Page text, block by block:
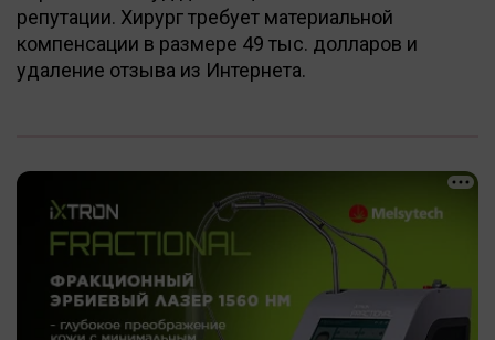
репутации. Хирург требует материальной
компенсации в размере 49 тыс. долларов и
удаление отзыва из Интернета.